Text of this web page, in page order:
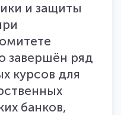
и защиты
завершён ряд
курсов для
банков,